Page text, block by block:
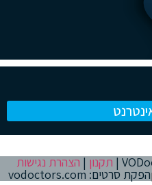
תקנון | הצהרת נגישות
הפקת סרטים: vodoctors.com